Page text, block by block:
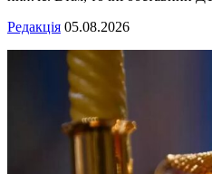
Редакція 05.08.2026